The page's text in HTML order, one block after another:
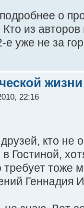
о
из авторов
е уже не за
жизни
22:16
кто не
Гостиной,
требует тоже
Геннадия